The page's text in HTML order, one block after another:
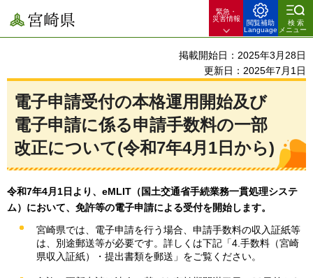
宮崎県
緊急・
災害情報
閲覧補助
Language
検索
メニュー
掲載開始日：2025年3月28日
更新日：2025年7月1日
電子申請受付の本格運用開始及び
電子申請に係る申請手数料の一部
改正について(令和7年4月1日から)
令和7年4月1日より、eMLIT（国土交通省手続業務一貫処理システ
ム）において、免許等の電子申請による受付を開始します。
宮崎県では、電子申請を行う場合、申請手数料の収入証紙等
は、別途郵送等が必要です。詳しくは下記「4.手数料（宮崎
県収入証紙）・提出書類を郵送」をご覧ください。